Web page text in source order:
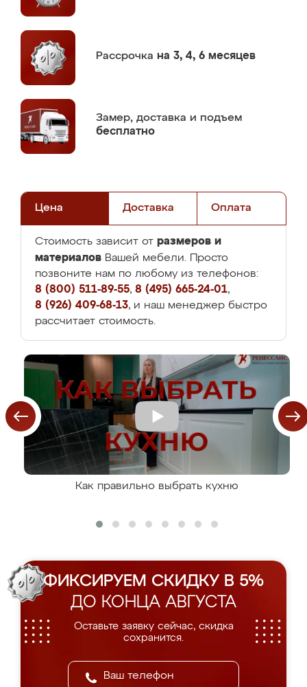
Рассрочка на 3, 4, 6 месяцев
Замер, доставка и подъем
бесплатно
Цена Доставка Оплата
Стоимость зависит от размеров и
материалов Вашей мебели. Просто
позвоните нам по любому из телефонов:
8 (800) 511-89-55, 8 (495) 665-24-01,
8 (926) 409-68-13, и наш менеджер быстро
рассчитает стоимость.
Как правильно выбрать кухню
ФИКСИРУЕМ СКИДКУ В 5%
ДО КОНЦА АВГУСТА
Оставьте заявку сейчас, скидка
сохранится.